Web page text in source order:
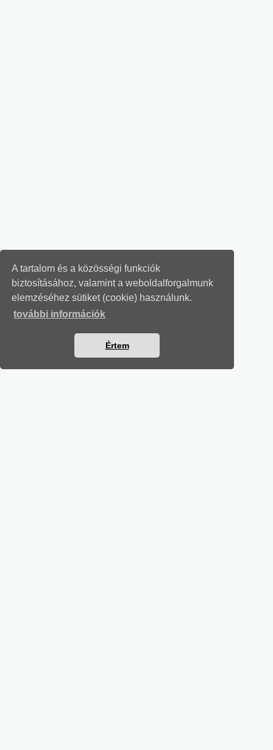
A tartalom és a közösségi funkciók
biztosításához, valamint a weboldalforgalmunk
elemzéséhez sütiket (cookie) használunk.
további információk
Értem